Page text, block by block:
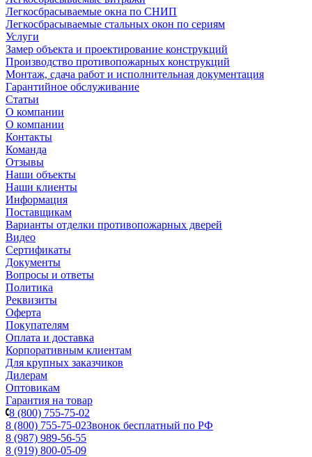
Легкосбрасываемые окна по СНИП
Легкосбрасываемые стальных окон по сериям
Услуги
Замер объекта и проектирование конструкций
Производство противопожарных конструкций
Монтаж, сдача работ и исполнительная документация
Гарантийное обслуживание
Статьи
О компании
О компании
Контакты
Команда
Отзывы
Наши объекты
Наши клиенты
Информация
Поставщикам
Варианты отделки противопожарных дверей
Видео
Сертификаты
Документы
Вопросы и ответы
Политика
Реквизиты
Оферта
Покупателям
Оплата и доставка
Корпоративным клиентам
Для крупных заказчиков
Дилерам
Оптовикам
Гарантия на товар
8 (800) 755-75-02
8 (800) 755-75-02Звонок бесплатный по РФ
8 (987) 989-56-55
8 (919) 800-05-09